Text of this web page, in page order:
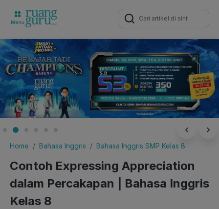
Search
for:
Home Bahasa Inggris Bahasa Inggris SMP Kelas 8
Contoh Expressing Appreciation
dalam Percakapan | Bahasa Inggris
Kelas 8